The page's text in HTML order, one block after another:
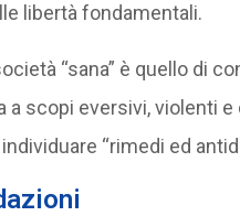
libertà fondamentali.
“sana” è quello di
a scopi eversivi, violenti e
“rimedi ed